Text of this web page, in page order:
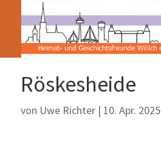
Röskesheide
von Uwe Richter| 10. Apr. 2025